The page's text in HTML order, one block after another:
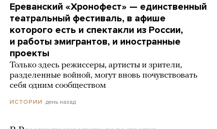
Ереванский «Хронофест» — единственный
театральный фестиваль, в афише
которого есть и спектакли из России,
и работы эмигрантов, и иностранные
проекты
Только здесь режиссеры, артисты и зрители,
разделенные войной, могут вновь почувствовать
себя одним сообществом
ИСТОРИИ день назад